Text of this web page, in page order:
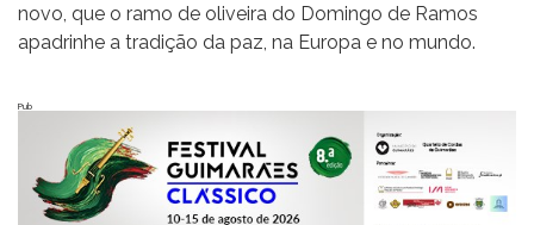
novo, que o ramo de oliveira do Domingo de Ramos
apadrinhe a tradição da paz, na Europa e no mundo.
Pub